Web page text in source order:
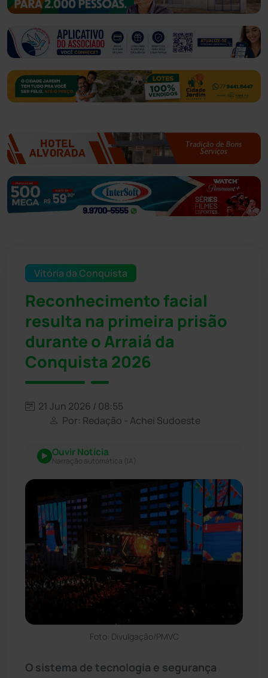
Vitória da Conquista
Reconhecimento facial
resulta na primeira prisão
durante o Arraiá da
Conquista 2026
21 Jun 2026 / 08:55
Por: Redação - Achei Sudoeste
Ouvir Notícia
Narração automática (IA)
Foto: Divulgação/PMVC
O sistema de tecnologia e segurança